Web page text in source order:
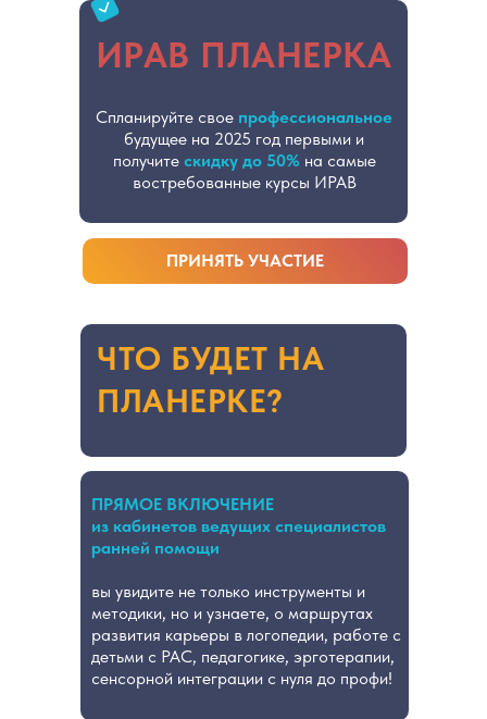
ПРИНЯТЬ УЧАСТИЕ
ИРАВ ПЛАНЕРКА
Спланируйте свое профессиональное
будущее на 2025 год первыми и
получите скидку до 50% на самые
востребованные курсы ИРАВ
ЧТО БУДЕТ НА
ПЛАНЕРКЕ?
ПРЯМОЕ ВКЛЮЧЕНИЕ
из кабинетов ведущих специалистов
ранней помощи
вы увидите не только инструменты и
методики, но и узнаете, о маршрутах
развития карьеры в логопедии, работе с
детьми с РАС, педагогике, эрготерапии,
сенсорной интеграции с нуля до профи!